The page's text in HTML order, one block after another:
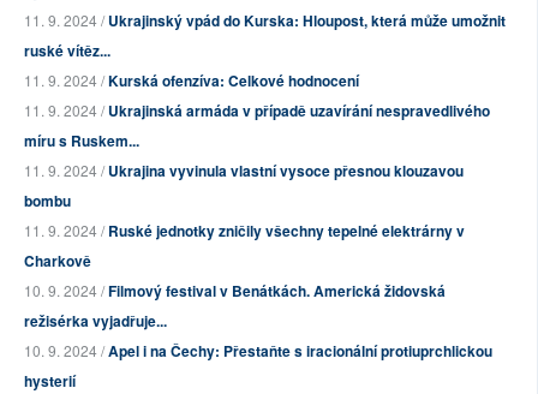
11. 9. 2024 /Ukrajinský vpád do Kurska: Hloupost, která může umožnit
ruské vítěz...
11. 9. 2024 /Kurská ofenzíva: Celkové hodnocení
11. 9. 2024 /Ukrajinská armáda v případě uzavírání nespravedlivého
míru s Ruskem...
11. 9. 2024 /Ukrajina vyvinula vlastní vysoce přesnou klouzavou
bombu
11. 9. 2024 /Ruské jednotky zničily všechny tepelné elektrárny v
Charkově
10. 9. 2024 /Filmový festival v Benátkách. Americká židovská
režisérka vyjadřuje...
10. 9. 2024 /Apel i na Čechy: Přestaňte s iracionální protiuprchlickou
hysterií